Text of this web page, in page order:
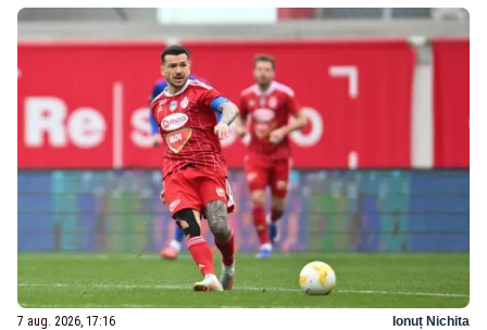
7 aug. 2026, 17:16 Ionuț Nichita